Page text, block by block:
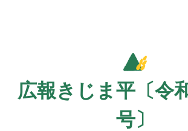
広報きじま平〔令
号〕